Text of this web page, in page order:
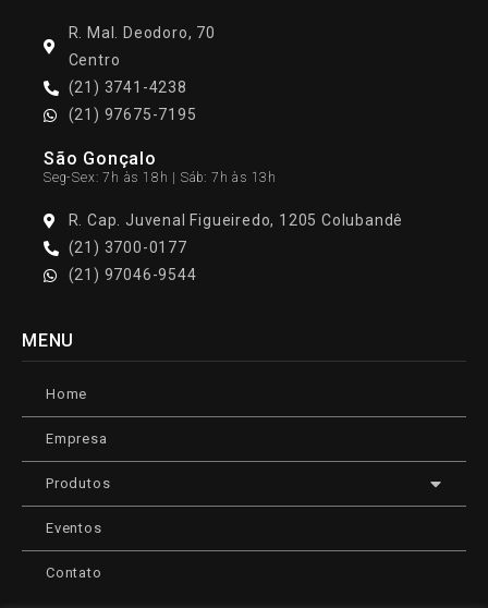
R. Mal. Deodoro, 70
Centro
(21) 3741-4238
(21) 97675-7195
São Gonçalo
Seg-Sex: 7h às 18h | Sáb: 7h às 13h
R. Cap. Juvenal Figueiredo, 1205 Colubandê
(21) 3700-0177
(21) 97046-9544
MENU
Home
Empresa
Produtos
Eventos
Contato